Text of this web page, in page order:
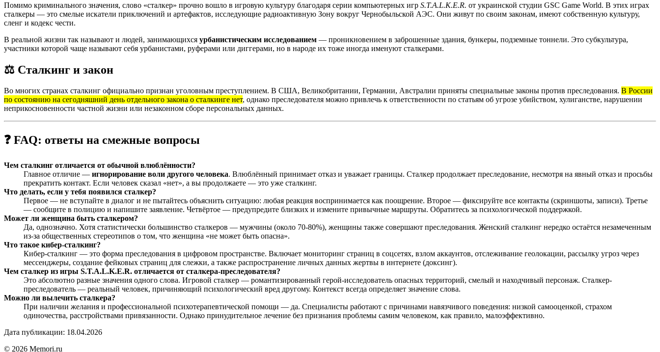
Помимо криминального значения, слово «сталкер» прочно вошло в игровую культуру благодаря серии компьютерных игр S.T.A.L.K.E.R. от украинской студии GSC Game World. В этих играх
сталкеры — это смелые искатели приключений и артефактов, исследующие радиоактивную Зону вокруг Чернобыльской АЭС. Они живут по своим законам, имеют собственную культуру,
сленг и кодекс чести.
В реальной жизни так называют и людей, занимающихся урбанистическим исследованием — проникновением в заброшенные здания, бункеры, подземные тоннели. Это субкультура,
участники которой чаще называют себя урбанистами, руферами или диггерами, но в народе их тоже иногда именуют сталкерами.
⚖️ Сталкинг и закон
Во многих странах сталкинг официально признан уголовным преступлением. В США, Великобритании, Германии, Австралии приняты специальные законы против преследования. В России
по состоянию на сегодняшний день отдельного закона о сталкинге нет, однако преследователя можно привлечь к ответственности по статьям об угрозе убийством, хулиганстве, нарушении
неприкосновенности частной жизни или незаконном сборе персональных данных.
❓ FAQ: ответы на смежные вопросы
Чем сталкинг отличается от обычной влюблённости?
Главное отличие — игнорирование воли другого человека. Влюблённый принимает отказ и уважает границы. Сталкер продолжает преследование, несмотря на явный отказ и просьбы
прекратить контакт. Если человек сказал «нет», а вы продолжаете — это уже сталкинг.
Что делать, если у тебя появился сталкер?
Первое — не вступайте в диалог и не пытайтесь объяснить ситуацию: любая реакция воспринимается как поощрение. Второе — фиксируйте все контакты (скриншоты, записи). Третье
— сообщите в полицию и напишите заявление. Четвёртое — предупредите близких и измените привычные маршруты. Обратитесь за психологической поддержкой.
Может ли женщина быть сталкером?
Да, однозначно. Хотя статистически большинство сталкеров — мужчины (около 70-80%), женщины также совершают преследования. Женский сталкинг нередко остаётся незамеченным
из-за общественных стереотипов о том, что женщина «не может быть опасна».
Что такое кибер-сталкинг?
Кибер-сталкинг — это форма преследования в цифровом пространстве. Включает мониторинг страниц в соцсетях, взлом аккаунтов, отслеживание геолокации, рассылку угроз через
мессенджеры, создание фейковых страниц для слежки, а также распространение личных данных жертвы в интернете (доксинг).
Чем сталкер из игры S.T.A.L.K.E.R. отличается от сталкера-преследователя?
Это абсолютно разные значения одного слова. Игровой сталкер — романтизированный герой-исследователь опасных территорий, смелый и находчивый персонаж. Сталкер-
преследователь — реальный человек, причиняющий психологический вред другому. Контекст всегда определяет значение слова.
Можно ли вылечить сталкера?
При наличии желания и профессиональной психотерапевтической помощи — да. Специалисты работают с причинами навязчивого поведения: низкой самооценкой, страхом
одиночества, расстройствами привязанности. Однако принудительное лечение без признания проблемы самим человеком, как правило, малоэффективно.
Дата публикации: 18.04.2026
© 2026 Memori.ru